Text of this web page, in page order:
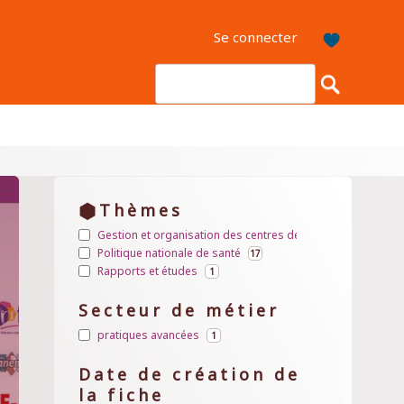
Se connecter
Thèmes
Apply
Gestion
et
des
centres
de
filter
Gestion et organisation des centres de santé
Apply Gestion et organisation des centres de santé filter
Apply
Politique
de
santé
filter
Politique nationale de santé 17
Apply Politique nationale de santé filter
Apply
et
études
filter
Rapports et études 1
Apply Rapports et études filter
Secteur de métier
Apply
avancées
filter
pratiques avancées 1
Apply pratiques avancées filter
Date de création de
la fiche